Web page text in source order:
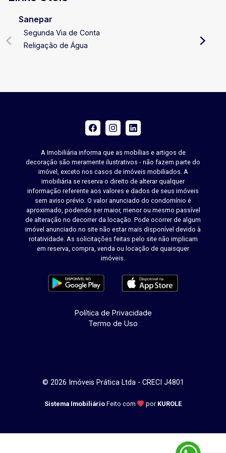
Sanepar
Segunda Via de Conta
Religação de Água
A Imobiliária informa que as mobílias e artigos de
decoração são meramente ilustrativos - não fazem parte do
imóvel, exceto nos casos de imóveis mobiliados. A
imobiliária se reserva o direito de alterar qualquer
informação referente aos valores e dados de seus imóveis
sem aviso prévio. O valor anunciado do condomínio é
aproximado, podendo ser maior, menor ou mesmo passível
de alteração no decorrer da locação. Pode ocorrer de algum
imóvel anunciado no site não estar mais disponível devido à
rotatividade. As solicitações feitas pelo site não implicam
em reserva, compra, venda ou locação de quaisquer
imóveis.
Política de Privacidade
Termo de Uso
© 2026 Imóveis Prática Ltda - CRECI J4801
Sistema Imobiliário Feito com por KUROLE